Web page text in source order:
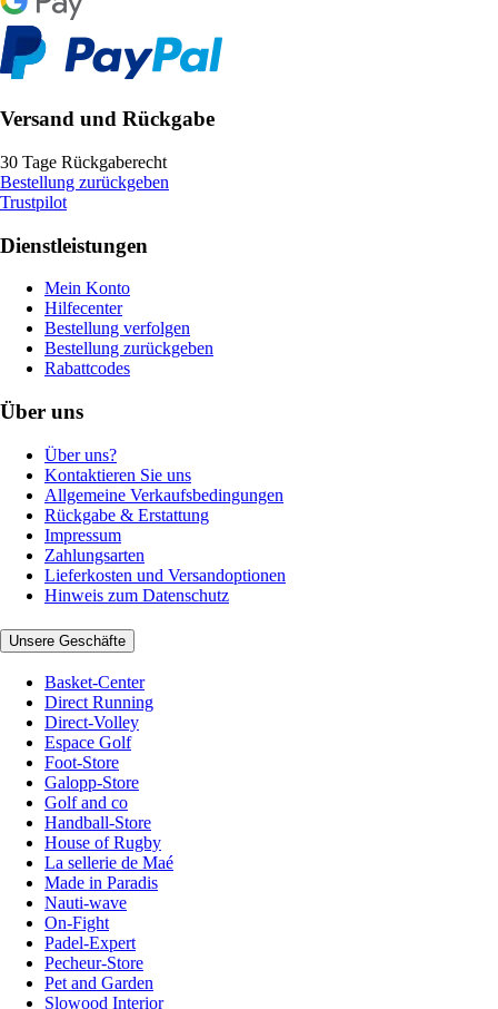
Versand und Rückgabe
30 Tage Rückgaberecht
Bestellung zurückgeben
Trustpilot
Dienstleistungen
Mein Konto
Hilfecenter
Bestellung verfolgen
Bestellung zurückgeben
Rabattcodes
Über uns
Über uns?
Kontaktieren Sie uns
Allgemeine Verkaufsbedingungen
Rückgabe & Erstattung
Impressum
Zahlungsarten
Lieferkosten und Versandoptionen
Hinweis zum Datenschutz
Unsere Geschäfte
Basket-Center
Direct Running
Direct-Volley
Espace Golf
Foot-Store
Galopp-Store
Golf and co
Handball-Store
House of Rugby
La sellerie de Maé
Made in Paradis
Nauti-wave
On-Fight
Padel-Expert
Pecheur-Store
Pet and Garden
Slowood Interior